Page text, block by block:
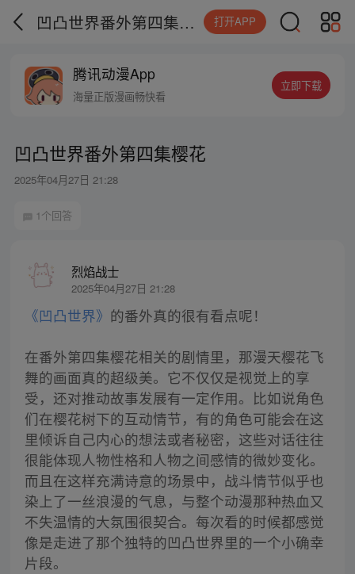
凹凸世界番外第四集樱花 打开APP
腾讯动漫App
海量正版漫画畅快看
立即下载
凹凸世界番外第四集樱花
2025年04月27日 21:28
1个回答
烈焰战士
2025年04月27日 21:28
《凹凸世界》 的番外真的很有看点呢！
在番外第四集樱花相关的剧情里，那漫天樱花飞
舞的画面真的超级美。它不仅仅是视觉上的享
受，还对推动故事发展有一定作用。比如说角色
们在樱花树下的互动情节，有的角色可能会在这
里倾诉自己内心的想法或者秘密，这些对话往往
很能体现人物性格和人物之间感情的微妙变化。
而且在这样充满诗意的场景中，战斗情节似乎也
染上了一丝浪漫的气息，与整个动漫那种热血又
不失温情的大氛围很契合。每次看的时候都感觉
像是走进了那个独特的凹凸世界里的一个小确幸
片段。